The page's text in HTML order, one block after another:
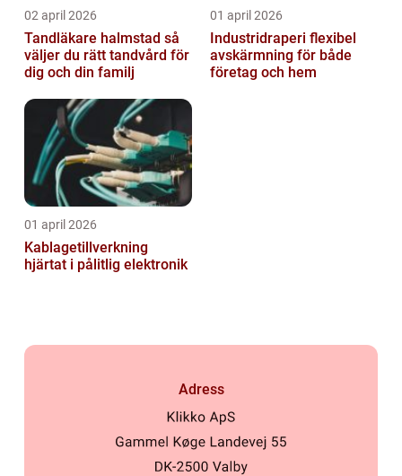
02 april 2026
Tandläkare halmstad så
väljer du rätt tandvård för
dig och din familj
01 april 2026
Industridraperi flexibel
avskärmning för både
företag och hem
01 april 2026
Kablagetillverkning
hjärtat i pålitlig elektronik
Adress